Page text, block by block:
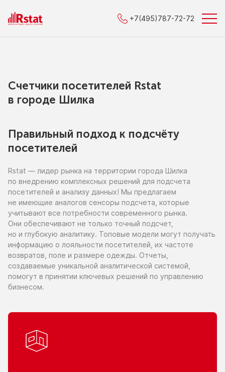
+7(495)787-72-72
Счетчики посетителей Rstat
в городe Шилка
Правильный подход к подсчёту
посетителей
Rstat — лидер рынка на территории города Шилка
по внедрению комплексных решений для подсчета
посетителей и анализу данных! Мы предлагаем
не имеющие аналогов сенсоры подсчета, которые
учитывают все потребности современного рынка.
Они обеспечивают не только точный подсчет,
но и глубокую аналитику. Топовые модели могут получать
информацию о лояльности посетителей, их частоте
возвратов, поле и размере одежды. Отчеты,
создаваемые уникальной аналитической системой,
помогут в принятии ключевых решений по управлению
бизнесом.